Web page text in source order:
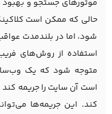
موتورهای جستجو و
حالی که ممکن است
شود، اما در بلندمدت
استفاده از روش‌های
متوجه شود که یک
است آن سایت را جریمه
کند. این جریمه‌ها